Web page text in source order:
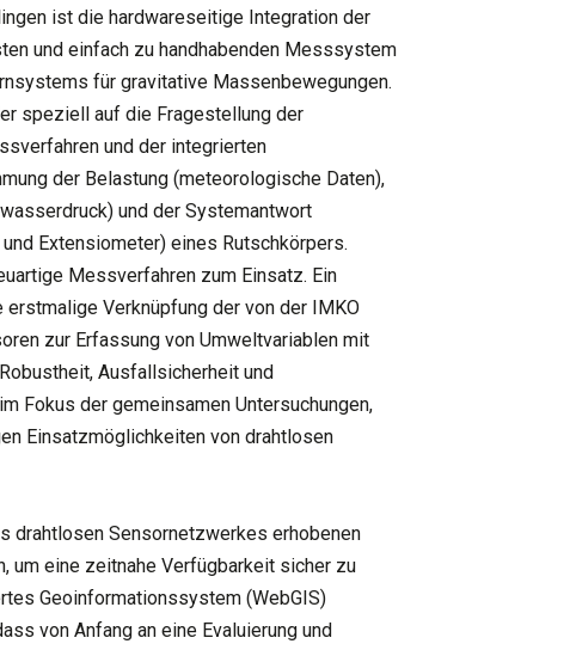
ist die hardwareseitige Integration der
und einfach zu handhabenden Messsystem
für gravitative Massenbewegungen.
speziell auf die Fragestellung der
und der integrierten
der Belastung (meteorologische Daten),
und der Systemantwort
Extensiometer) eines Rutschkörpers.
Messverfahren zum Einsatz. Ein
Verknüpfung der von der IMKO
zur Erfassung von Umweltvariablen mit
Ausfallsicherheit und
Fokus der gemeinsamen Untersuchungen,
Einsatzmöglichkeiten von drahtlosen
drahtlosen Sensornetzwerkes erhobenen
um eine zeitnahe Verfügbarkeit sicher zu
Geoinformationssystem (WebGIS)
von Anfang an eine Evaluierung und